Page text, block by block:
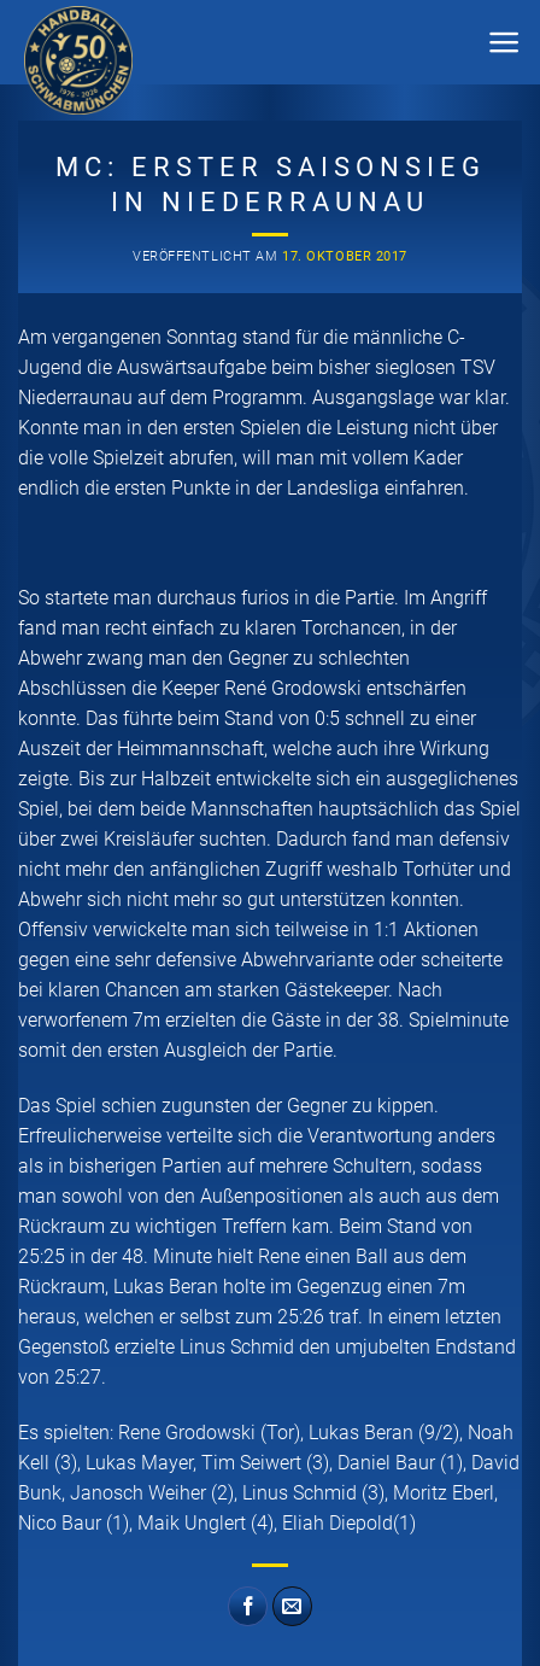
Inhalt
springen
MC: ERSTER SAISONSIEG
IN NIEDERRAUNAU
VERÖFFENTLICHT AM 17. OKTOBER 2017
Am vergangenen Sonntag stand für die männliche C-
Jugend die Auswärtsaufgabe beim bisher sieglosen TSV
Niederraunau auf dem Programm. Ausgangslage war klar.
Konnte man in den ersten Spielen die Leistung nicht über
die volle Spielzeit abrufen, will man mit vollem Kader
endlich die ersten Punkte in der Landesliga einfahren.
So startete man durchaus furios in die Partie. Im Angriff
fand man recht einfach zu klaren Torchancen, in der
Abwehr zwang man den Gegner zu schlechten
Abschlüssen die Keeper René Grodowski entschärfen
konnte. Das führte beim Stand von 0:5 schnell zu einer
Auszeit der Heimmannschaft, welche auch ihre Wirkung
zeigte. Bis zur Halbzeit entwickelte sich ein ausgeglichenes
Spiel, bei dem beide Mannschaften hauptsächlich das Spiel
über zwei Kreisläufer suchten. Dadurch fand man defensiv
nicht mehr den anfänglichen Zugriff weshalb Torhüter und
Abwehr sich nicht mehr so gut unterstützen konnten.
Offensiv verwickelte man sich teilweise in 1:1 Aktionen
gegen eine sehr defensive Abwehrvariante oder scheiterte
bei klaren Chancen am starken Gästekeeper. Nach
verworfenem 7m erzielten die Gäste in der 38. Spielminute
somit den ersten Ausgleich der Partie.
Das Spiel schien zugunsten der Gegner zu kippen.
Erfreulicherweise verteilte sich die Verantwortung anders
als in bisherigen Partien auf mehrere Schultern, sodass
man sowohl von den Außenpositionen als auch aus dem
Rückraum zu wichtigen Treffern kam. Beim Stand von
25:25 in der 48. Minute hielt Rene einen Ball aus dem
Rückraum, Lukas Beran holte im Gegenzug einen 7m
heraus, welchen er selbst zum 25:26 traf. In einem letzten
Gegenstoß erzielte Linus Schmid den umjubelten Endstand
von 25:27.
Es spielten: Rene Grodowski (Tor), Lukas Beran (9/2), Noah
Kell (3), Lukas Mayer, Tim Seiwert (3), Daniel Baur (1), David
Bunk, Janosch Weiher (2), Linus Schmid (3), Moritz Eberl,
Nico Baur (1), Maik Unglert (4), Eliah Diepold(1)